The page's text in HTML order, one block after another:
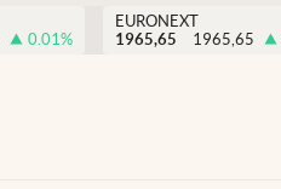
0.01%
EURONEXT
1965,65
1965,65